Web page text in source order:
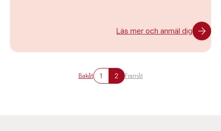
Läs mer och anmäl dig
Bakåt 1 2 Framåt